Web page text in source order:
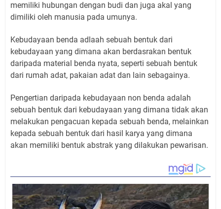
memiliki hubungan dengan budi dan juga akal yang
dimiliki oleh manusia pada umunya.
Kebudayaan benda adlaah sebuah bentuk dari
kebudayaan yang dimana akan berdasrakan bentuk
daripada material benda nyata, seperti sebuah bentuk
dari rumah adat, pakaian adat dan lain sebagainya.
Pengertian daripada kebudayaan non benda adalah
sebuah bentuk dari kebudayaan yang dimana tidak akan
melakukan pengacuan kepada sebuah benda, melainkan
kepada sebuah bentuk dari hasil karya yang dimana
akan memiliki bentuk abstrak yang dilakukan pewarisan.